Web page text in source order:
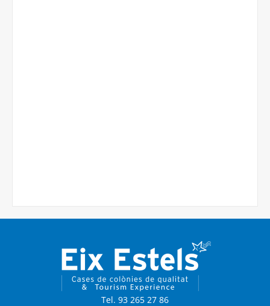
Tel. 93 265 27 86